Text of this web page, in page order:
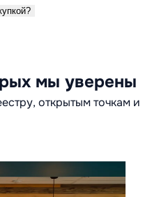
мы уверены
открытым точкам и